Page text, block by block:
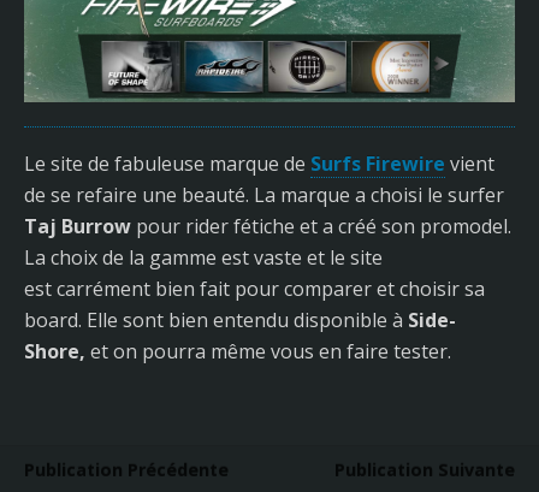
Le site de fabuleuse marque de Surfs Firewire vient
de se refaire une beauté. La marque a choisi le surfer
Taj Burrow pour rider fétiche et a créé son promodel.
La choix de la gamme est vaste et le site
est carrément bien fait pour comparer et choisir sa
board. Elle sont bien entendu disponible à Side-
Shore, et on pourra même vous en faire tester.
Publication Précédente
Publication Suivante